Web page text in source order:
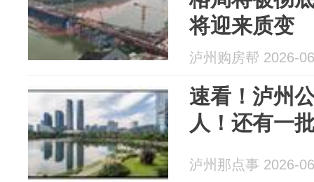
将迎来质变
泸州购房帮 2026-
速看！泸州
人！还有一
泸州那点事 2026-